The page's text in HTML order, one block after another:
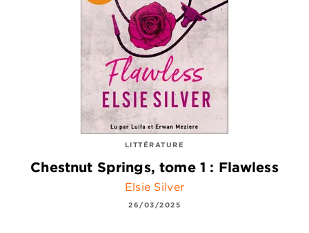
LITTÉRATURE
Chestnut Springs, tome 1 : Flawless
Elsie Silver
26/03/2025